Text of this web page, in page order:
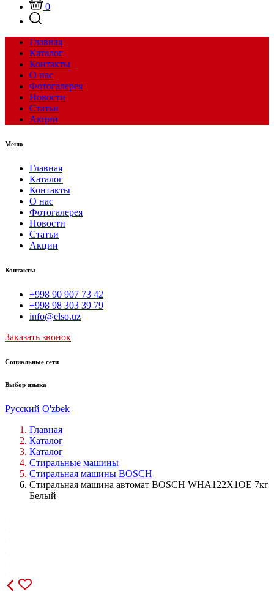
0
Главная
Каталог
Контакты
О нас
Фотогалерея
Новости
Статьи
Акции
Меню
Главная
Каталог
Контакты
О нас
Фотогалерея
Новости
Статьи
Акции
Контакты
+998 90 907 73 42
+998 98 303 39 79
info@elso.uz
Заказать звонок
Социальные сети
Выбор языка
Русский O'zbek
Главная
Каталог
Каталог
Стиральные машины
Стиральная машины BOSCH
Стиральная машина автомат BOSCH WHA122X1OE 7кг
Белый